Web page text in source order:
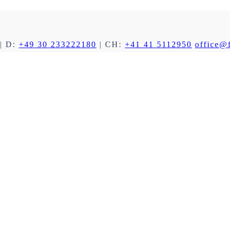
| D: +49 30 233222180 | CH: +41 41 5112950